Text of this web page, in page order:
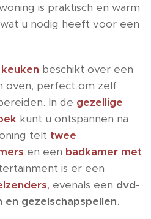
is praktisch en warm
u nodig heeft voor een
beschikt over een
oven, perfect om zelf
In de gezellige
kunt u ontspannen na
telt twee
en een badkamer met
is er een
, evenals een dvd-
gezelschapspellen.